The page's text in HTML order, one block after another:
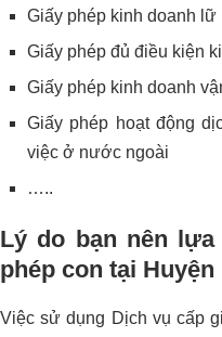
Giấy phép kinh doanh lữ
Giấy phép đủ điều kiện
Giấy phép kinh doanh
Giấy phép hoạt động
việc ở nước ngoài
…..
Lý do bạn nên
phép con tại
Việc sử dụng Dịch vụ cấp